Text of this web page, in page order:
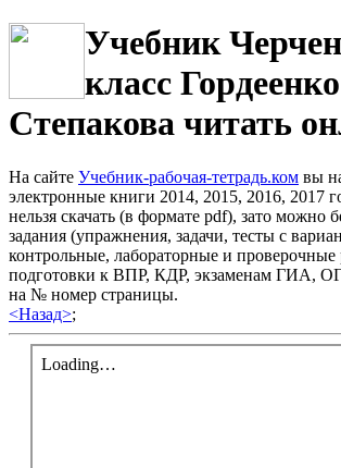
Учебник
класс Гордеенко
Степакова читать
На сайте Учебник-рабочая-тетрадь.ком вы
электронные книги 2014, 2015, 2016,
нельзя скачать (в формате pdf), зато можно
задания (упражнения, задачи, тесты с
контрольные, лабораторные и проверочные
подготовки к ВПР, КДР, экзаменам ГИА,
на № номер страницы.
<Назад>;